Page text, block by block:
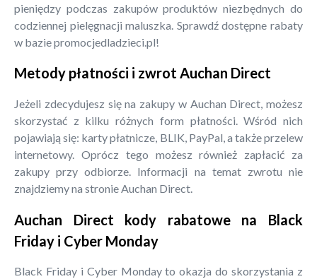
pieniędzy podczas zakupów produktów niezbędnych do
codziennej pielęgnacji maluszka. Sprawdź dostępne rabaty
w bazie promocjedladzieci.pl!
Metody płatności i zwrot Auchan Direct
Jeżeli zdecydujesz się na zakupy w Auchan Direct, możesz
skorzystać z kilku różnych form płatności. Wśród nich
pojawiają się: karty płatnicze, BLIK, PayPal, a także przelew
internetowy. Oprócz tego możesz również zapłacić za
zakupy przy odbiorze. Informacji na temat zwrotu nie
znajdziemy na stronie Auchan Direct.
Auchan Direct kody rabatowe na Black
Friday i Cyber Monday
Black Friday i Cyber Monday to okazja do skorzystania z